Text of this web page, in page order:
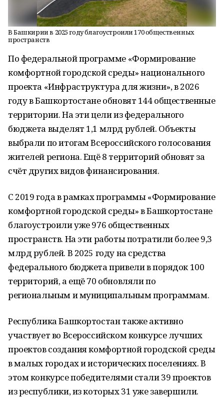
В Башкирии в 2025 году благоустроили 170 общественных
пространств
По федеральной программе «Формирование
комфортной городской среды» национального
проекта «Инфраструктура для жизни», в 2026
году в Башкортостане обновят 144 общественные
территории. На эти цели из федерального
бюджета выделят 1,1 млрд рублей. Объекты
выбрали по итогам Всероссийского голосования
жителей региона. Ещё 8 территорий обновят за
счёт других видов финансирования.
С 2019 года в рамках программы «Формирование
комфортной городской среды» в Башкортостане
благоустроили уже 976 общественных
пространств. На эти работы потратили более 9,3
млрд рублей. В 2025 году на средства
федерального бюджета привели в порядок 100
территорий, а ещё 70 обновляли по
региональным и муниципальным программам.
Республика Башкортостан также активно
участвует во Всероссийском конкурсе лучших
проектов создания комфортной городской среды
в малых городах и исторических поселениях. В
этом конкурсе победителями стали 39 проектов
из республики, из которых 31 уже завершили.